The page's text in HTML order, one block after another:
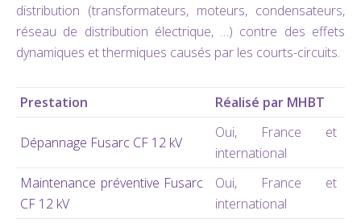
distribution (transformateurs, moteurs, condensateurs,
réseau de distribution électrique, …) contre des effets
dynamiques et thermiques causés par les courts-circuits.
Prestation Réalisé par MHBT
Dépannage Fusarc CF 12 kV
Oui, France et
international
Maintenance préventive Fusarc
CF 12 kV
Oui, France et
international